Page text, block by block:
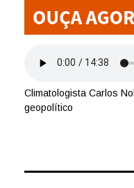
Climatologista Carlos
geopolítico